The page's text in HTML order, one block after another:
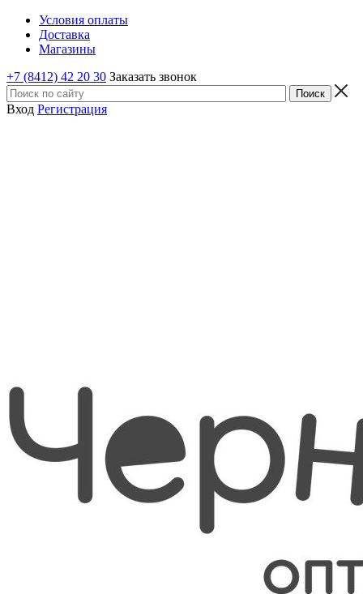
Условия оплаты
Доставка
Магазины
+7 (8412) 42 20 30 Заказать звонок
Вход Регистрация